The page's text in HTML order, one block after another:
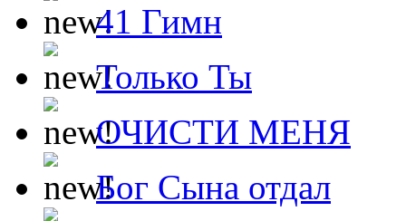
41 Гимн
Только Ты
ОЧИСТИ МЕНЯ
Бог Сына отдал